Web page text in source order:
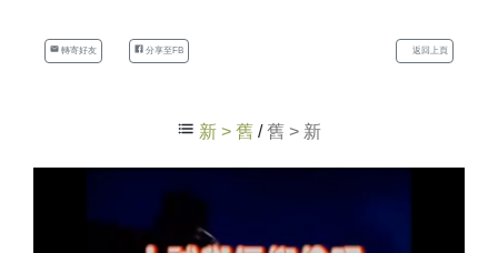
轉寄好友 分享至FB 返回上頁
新 > 舊 /舊 > 新